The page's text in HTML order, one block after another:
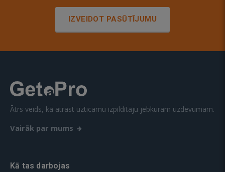
IZVEIDOT PASŪTĪJUMU
Ātrs veids, kā atrast uzticamu izpildītāju jebkuram uzdevumam.
Vairāk par mums
Kā tas darbojas